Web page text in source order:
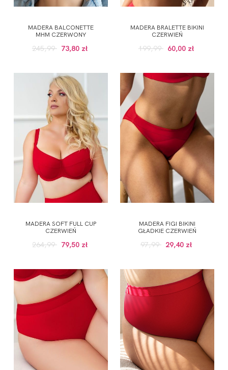
MADERA BALCONETTE
MHM CZERWONY
245,99 73,80 zł
MADERA BRALETTE BIKINI
CZERWIEŃ
199,99 60,00 zł
MADERA SOFT FULL CUP
CZERWIEŃ
264,99 79,50 zł
MADERA FIGI BIKINI
GŁADKIE CZERWIEŃ
97,99 29,40 zł